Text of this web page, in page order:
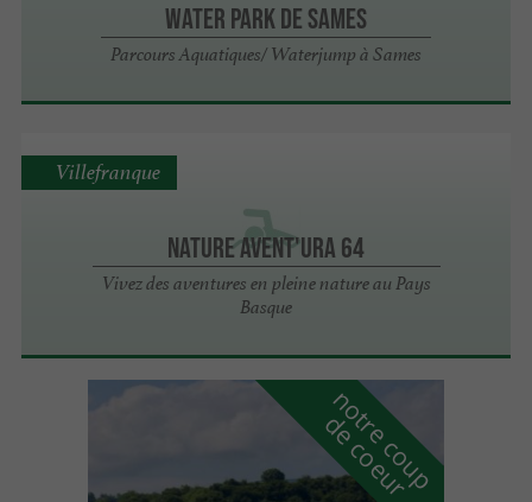
Water Park de Sames
Parcours Aquatiques/ Waterjump à Sames
Nature Avent'ura 64
Vivez des aventures en pleine nature au Pays
Basque
Villefranque
n
o
t
r
e
c
o
u
p
d
e
c
o
e
u
r